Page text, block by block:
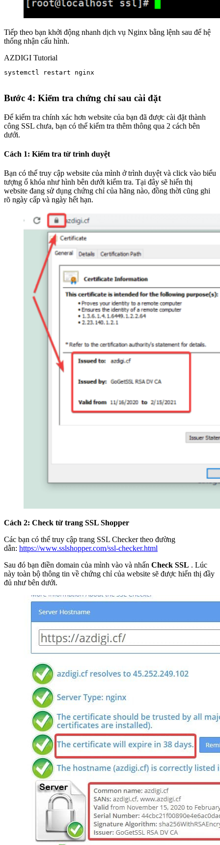
Tiếp theo bạn khởi động nhanh dịch vụ Nginx bằng lệnh sau để hệ
thống nhận cấu hình.
AZDIGI Tutorial
systemctl restart nginx
Bước 4: Kiểm tra chứng chỉ sau cài đặt
Để kiểm tra chính xác hơn website của bạn đã được cài đặt thành
công SSL chưa, bạn có thể kiểm tra thêm thông qua 2 cách bên
dưới.
Cách 1: Kiểm tra từ trình duyệt
Bạn có thể truy cập website của mình ở trình duyệt và click vào biểu
tượng ổ khóa như hình bên dưới kiểm tra. Tại đây sẽ hiển thị
website đang sử dụng chứng chỉ của hãng nào, đồng thời cũng ghi
rõ ngày cấp và ngày hết hạn.
Cách 2: Check từ trang SSL Shopper
Các bạn có thể truy cập trang SSL Checker theo đường
dẫn: https://www.sslshopper.com/ssl-checker.html
Sau đó bạn điền domain của mình vào và nhấn Check SSL . Lúc
này toàn bộ thông tin về chứng chỉ của website sẽ được hiển thị đầy
đủ như bên dưới.